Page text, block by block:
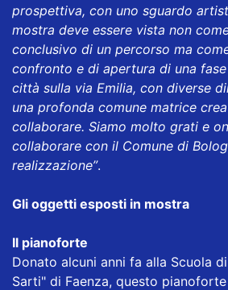
prospettiva, con uno sguardo
mostra deve essere vista non
conclusivo di un percorso ma
confronto e di apertura di una
città sulla via Emilia, con diverse
una profonda comune matrice
collaborare. Siamo molto grati e
collaborare con il Comune di
realizzazione”.
Gli oggetti esposti in mostra
Il pianoforte
Donato alcuni anni fa alla Scuola
Sarti" di Faenza, questo